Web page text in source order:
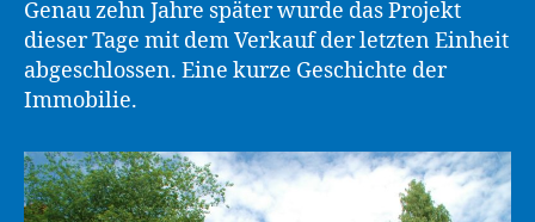
Genau zehn Jahre später wurde das Projekt
dieser Tage mit dem Verkauf der letzten Einheit
abgeschlossen. Eine kurze Geschichte der
Immobilie.